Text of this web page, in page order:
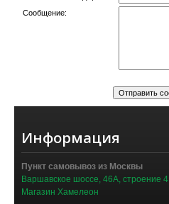
Сообщение:
Информация
Пункт самовывоз из Москвы
Варшавское шоссе, 46А, строение 4
Магазин Хамелеон